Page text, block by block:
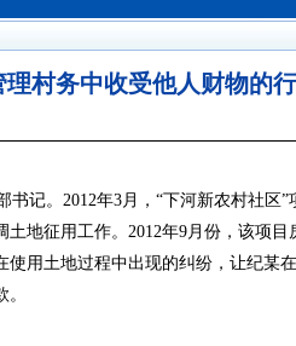
村务中收受他人财物的
记。2012年3月，“下河新农村社区
土地征用工作。2012年9月份，该项
使用土地过程中出现的纠纷，让纪某